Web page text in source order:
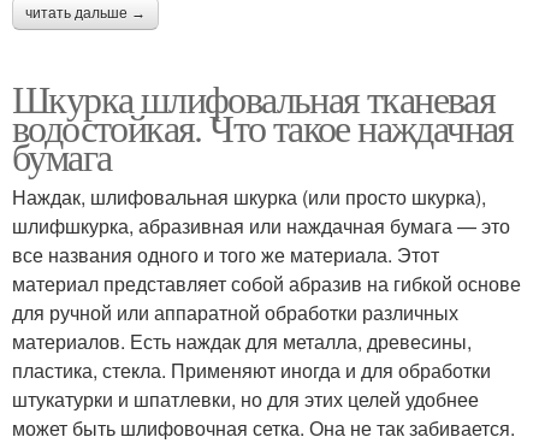
читать дальше →
Шкурка шлифовальная тканевая
водостойкая. Что такое наждачная
бумага
Наждак, шлифовальная шкурка (или просто шкурка),
шлифшкурка, абразивная или наждачная бумага — это
все названия одного и того же материала. Этот
материал представляет собой абразив на гибкой основе
для ручной или аппаратной обработки различных
материалов. Есть наждак для металла, древесины,
пластика, стекла. Применяют иногда и для обработки
штукатурки и шпатлевки, но для этих целей удобнее
может быть шлифовочная сетка. Она не так забивается.